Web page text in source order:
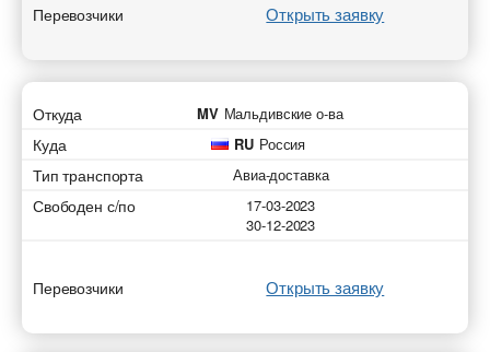
Перевозчики Открыть заявку
Откуда MV Мальдивские о-ва
Куда RU Россия
Тип транспорта Авиа-доставка
Свободен с/по
17-03-2023
30-12-2023
Перевозчики Открыть заявку